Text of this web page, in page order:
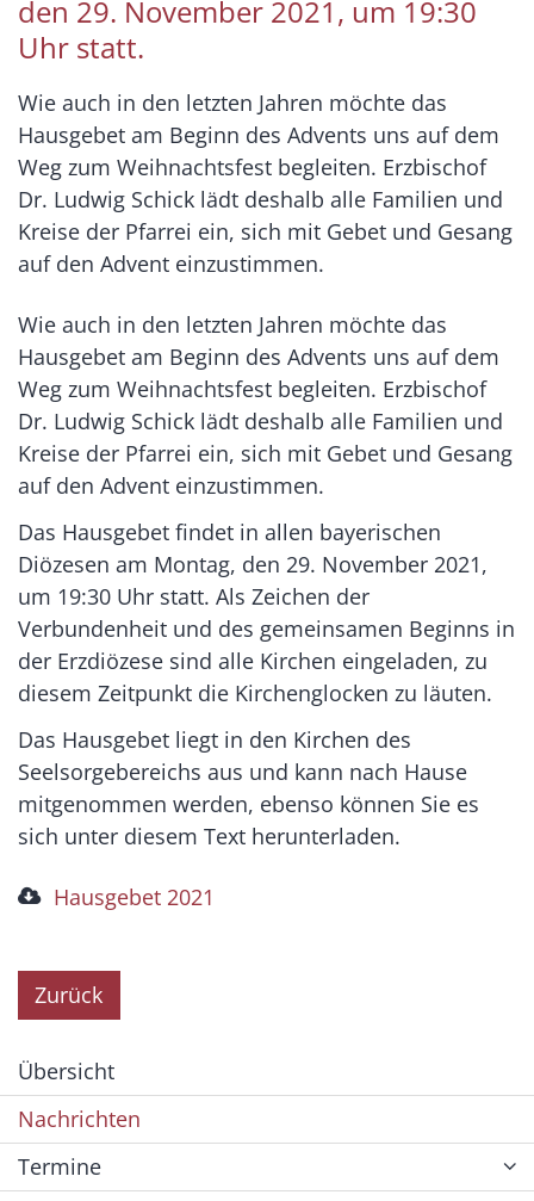
den 29. November 2021, um 19:30
Uhr statt.
Wie auch in den letzten Jahren möchte das
Hausgebet am Beginn des Advents uns auf dem
Weg zum Weihnachtsfest begleiten. Erzbischof
Dr. Ludwig Schick lädt deshalb alle Familien und
Kreise der Pfarrei ein, sich mit Gebet und Gesang
auf den Advent einzustimmen.
Wie auch in den letzten Jahren möchte das
Hausgebet am Beginn des Advents uns auf dem
Weg zum Weihnachtsfest begleiten. Erzbischof
Dr. Ludwig Schick lädt deshalb alle Familien und
Kreise der Pfarrei ein, sich mit Gebet und Gesang
auf den Advent einzustimmen.
Das Hausgebet findet in allen bayerischen
Diözesen am Montag, den 29. November 2021,
um 19:30 Uhr statt. Als Zeichen der
Verbundenheit und des gemeinsamen Beginns in
der Erzdiözese sind alle Kirchen eingeladen, zu
diesem Zeitpunkt die Kirchenglocken zu läuten.
Das Hausgebet liegt in den Kirchen des
Seelsorgebereichs aus und kann nach Hause
mitgenommen werden, ebenso können Sie es
sich unter diesem Text herunterladen.
Hausgebet 2021
Zurück
Übersicht
Nachrichten
Termine